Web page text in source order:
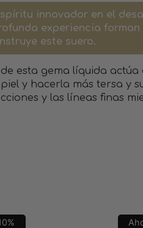
innovador en el
experiencia
este suero.
esta gema líquida
y hacerla más tersa y
y las líneas finas
%